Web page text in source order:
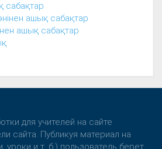
сабақтар
ашық сабақтар
ашық сабақтар
для учителей на сайте
сайта. Публикуя материал на
уроки и т. б.) пользователь берет